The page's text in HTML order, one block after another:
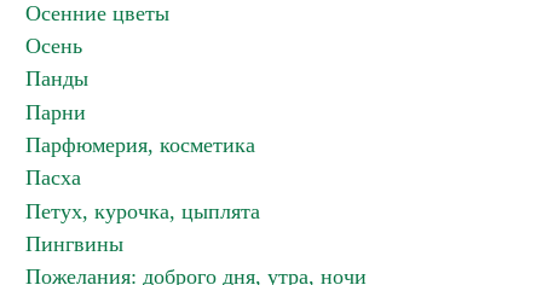
Осенние цветы
Осень
Панды
Парни
Парфюмерия, косметика
Пасха
Петух, курочка, цыплята
Пингвины
Пожелания: доброго дня, утра, ночи